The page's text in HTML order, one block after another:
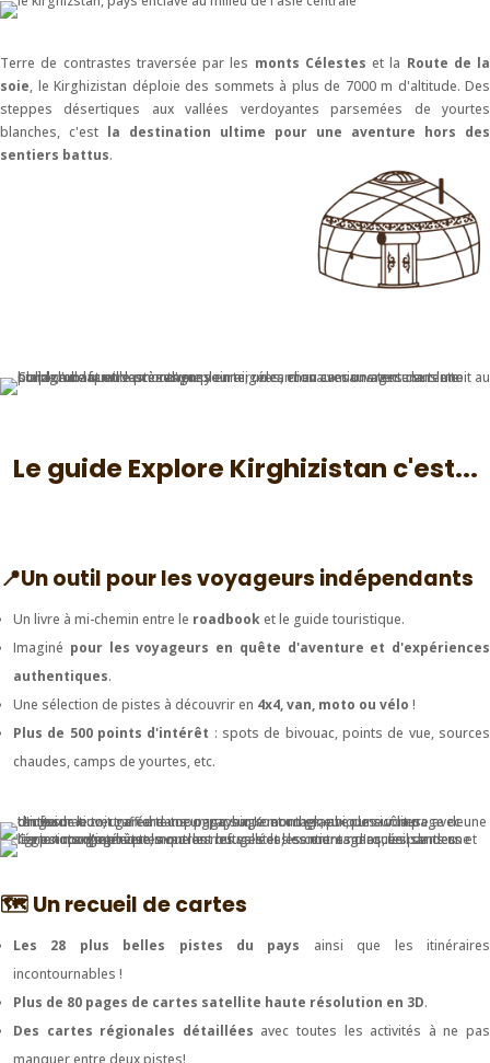
Terre de contrastes traversée par les monts Célestes et la Route de la
soie, le Kirghizistan déploie des sommets à plus de 7000 m d'altitude. Des
steppes désertiques aux vallées verdoyantes parsemées de yourtes
blanches, c'est la destination ultime pour une aventure hors des
sentiers battus.
Le guide Explore Kirghizistan c'est...
📍Un outil pour les voyageurs indépendants
Un livre à mi-chemin entre le roadbooket le guide touristique.
Imaginé pour les voyageurs en quête d'aventure et d'expériences
authentiques.
Une sélection de pistes à découvrir en 4x4, van, moto ou vélo !
Plus de 500 points d'intérêt : spots de bivouac, points de vue, sources
chaudes, camps de yourtes, etc.
🗺️ Un recueil de cartes
Les 28 plus belles pistes du pays ainsi que les itinéraires
incontournables !
Plus de 80 pages de cartes satellite haute résolution en 3D.
Des cartes régionales détaillées avec toutes les activités à ne pas
manquer entre deux pistes!